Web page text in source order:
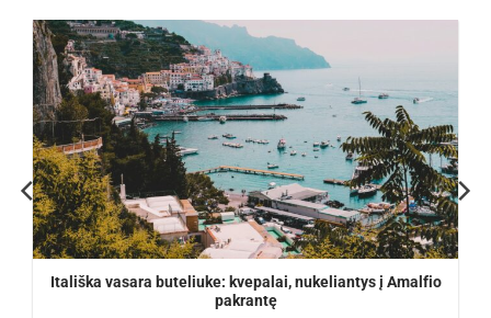
Itališka vasara buteliuke: kvepalai, nukeliantys į Amalfio
pakrantę